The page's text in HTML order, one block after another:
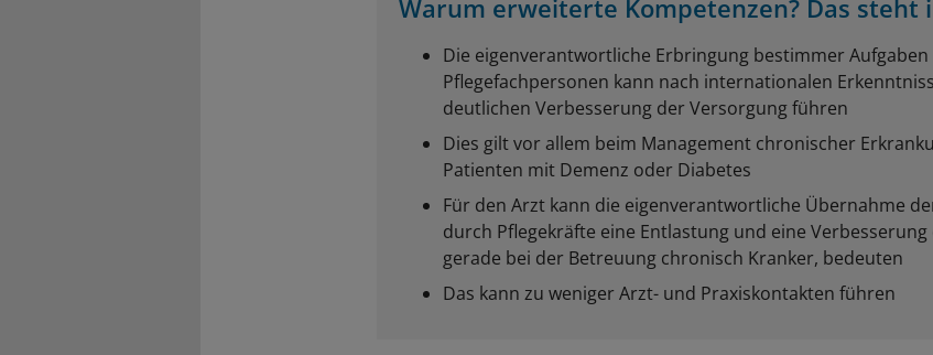
Warum erweiterte Kompetenzen? Das steht
Die eigenverantwortliche Erbringung bestimmer
Pflegefachpersonen kann nach internationalen
deutlichen Verbesserung der Versorgung führen
Dies gilt vor allem beim Management chronischer
Patienten mit Demenz oder Diabetes
Für den Arzt kann die eigenverantwortliche Übernahme
durch Pflegekräfte eine Entlastung und eine Verbesserung
gerade bei der Betreuung chronisch Kranker, bedeuten
Das kann zu weniger Arzt- und Praxiskontakten führen